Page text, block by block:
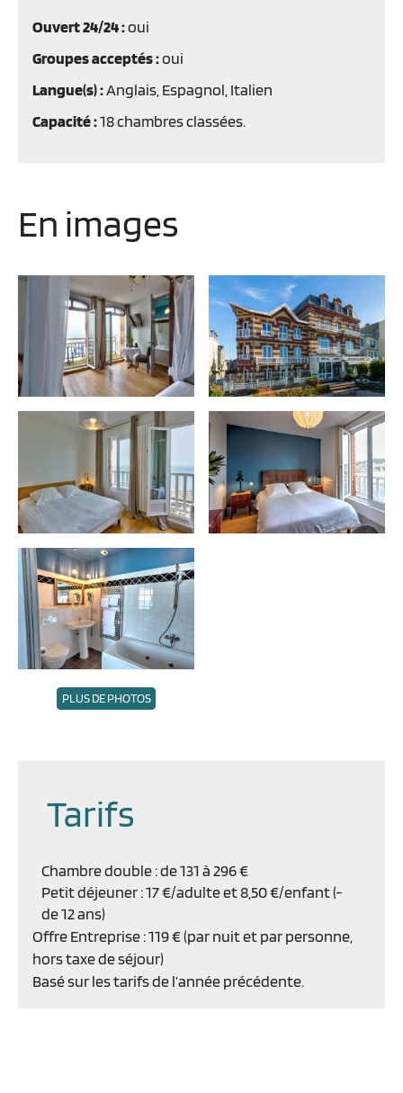
Ouvert 24/24 :oui
Groupes acceptés :oui
Langue(s) :Anglais, Espagnol, Italien
Capacité :18 chambres classées.
En images
PLUS DE PHOTOS
Tarifs
Chambre double : de 131 à 296 €
Petit déjeuner : 17 €/adulte et 8,50 €/enfant (-
de 12 ans)
Offre Entreprise : 119 € (par nuit et par personne,
hors taxe de séjour)
Basé sur les tarifs de l’année précédente.